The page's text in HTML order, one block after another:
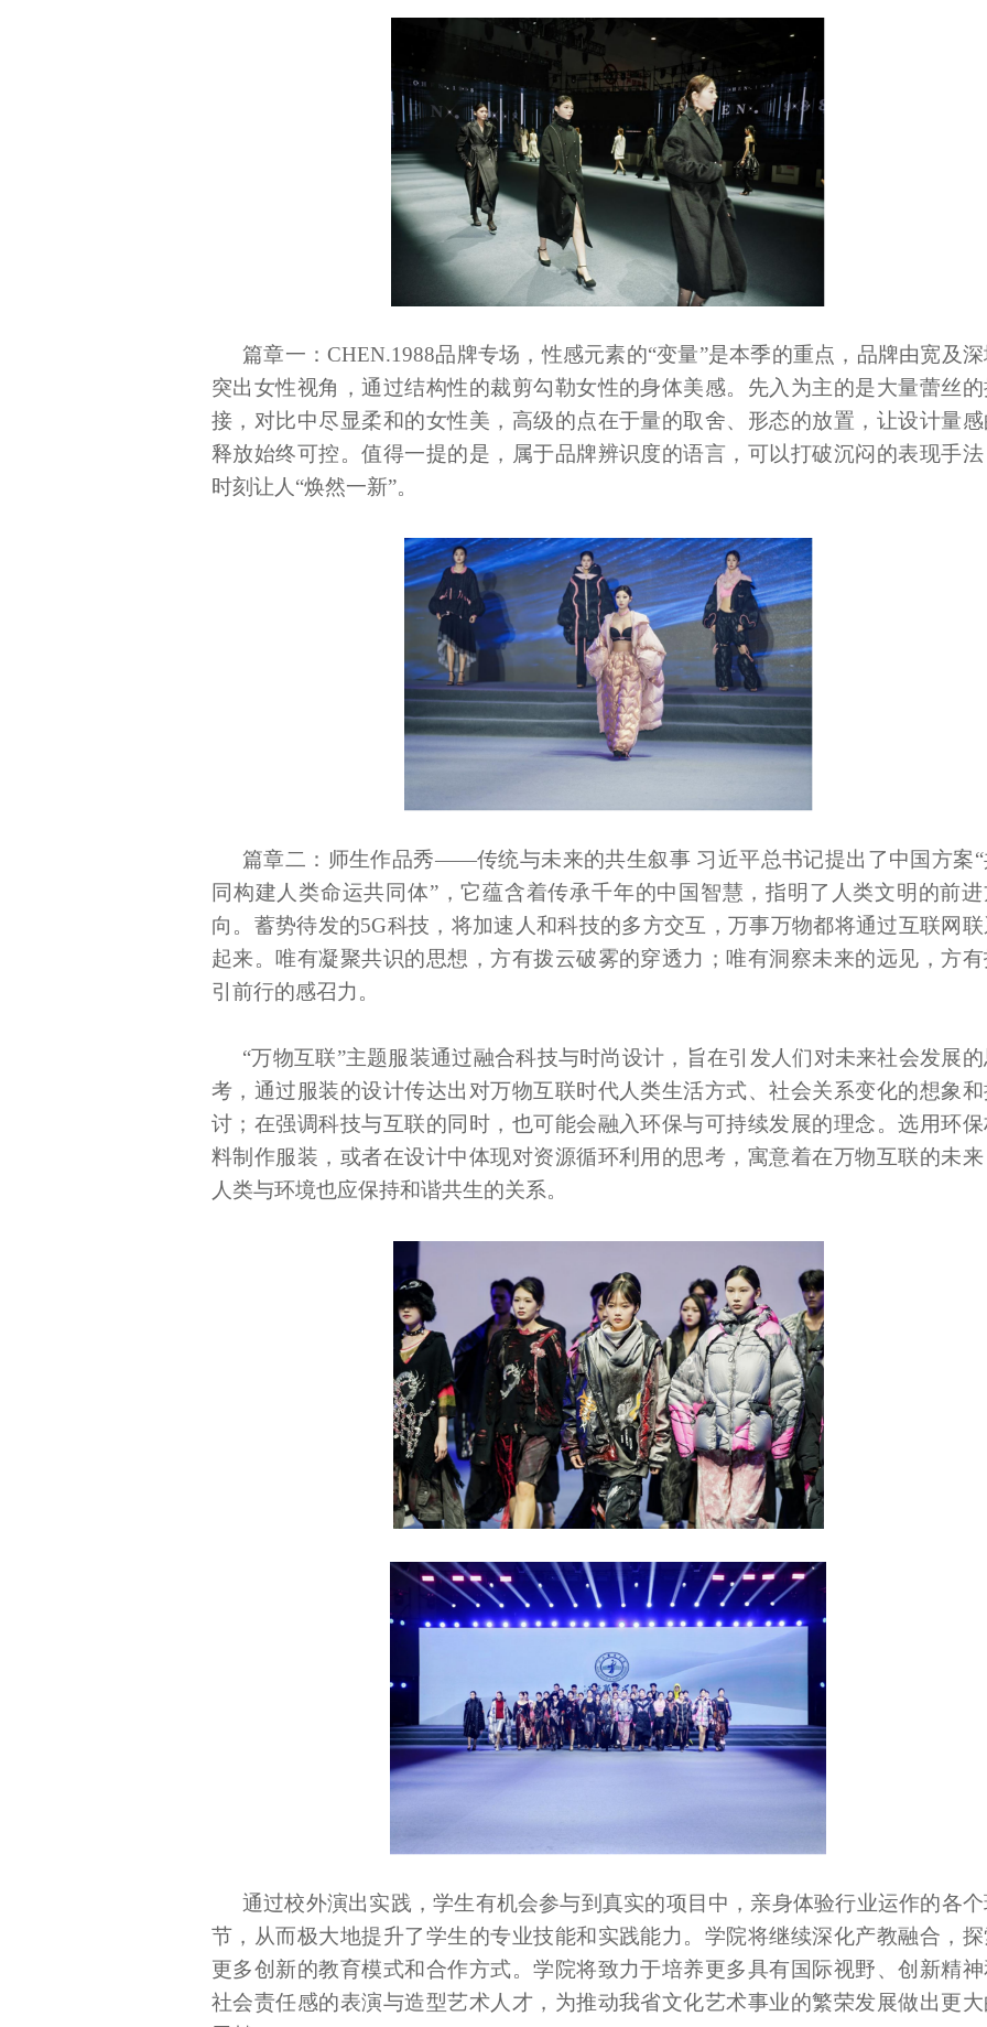
篇章一： CHEN.1988品牌专场，性感元素的“变量”是本季的重点，品牌由宽及
突出女性视角，通过结构性的裁剪勾勒女性的身体美感。先入为主的是大量蕾丝
接，对比中尽显柔和的女性美，高级的点在于量的取舍、形态的放置，让设计量感
释放始终可控。值得一提的是，属于品牌辨识度的语言，可以打破沉闷的表现手法
时刻让人“焕然一新”。
篇章二：师生作品秀——传统与未来的共生叙事 习近平总书记提出了中国方案“
同构建人类命运共同体”，它蕴含着传承千年的中国智慧，指明了人类文明的前
向。蓄势待发的5G科技，将加速人和科技的多方交互，万事万物都将通过互联网
起来。唯有凝聚共识的思想，方有拨云破雾的穿透力；唯有洞察未来的远见，方有
引前行的感召力。
“万物互联”主题服装通过融合科技与时尚设计，旨在引发人们对未来社会发展的
考，通过服装的设计传达出对万物互联时代人类生活方式、社会关系变化的想象和
讨；在强调科技与互联的同时，也可能会融入环保与可持续发展的理念。选用环
料制作服装，或者在设计中体现对资源循环利用的思考，寓意着在万物互联的未来
人类与环境也应保持和谐共生的关系。
通过校外演出实践，学生有机会参与到真实的项目中，亲身体验行业运作的各个
节，从而极大地提升了学生的专业技能和实践能力。学院将继续深化产教融合，探
更多创新的教育模式和合作方式。学院将致力于培养更多具有国际视野、创新精神
社会责任感的表演与造型艺术人才，为推动我省文化艺术事业的繁荣发展做出更大